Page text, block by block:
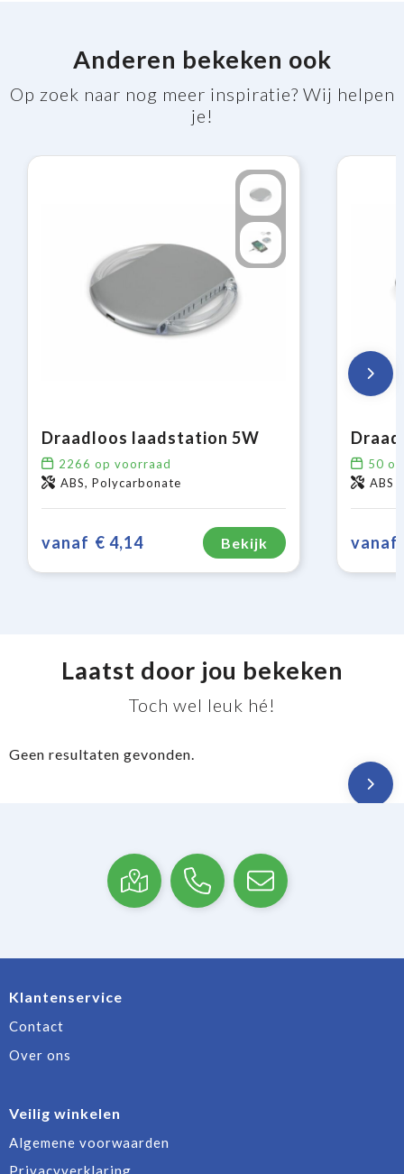
Anderen bekeken ook
Op zoek naar nog meer inspiratie? Wij helpen
je!
Draadloos laadstation 5W
2266 op voorraad
ABS, Polycarbonate
vanaf € 4,14 Bekijk
50
ABS
vanaf
Laatst door jou bekeken
Toch wel leuk hé!
Geen resultaten gevonden.
Klantenservice
Contact
Over ons
Veilig winkelen
Algemene voorwaarden
Privacyverklaring